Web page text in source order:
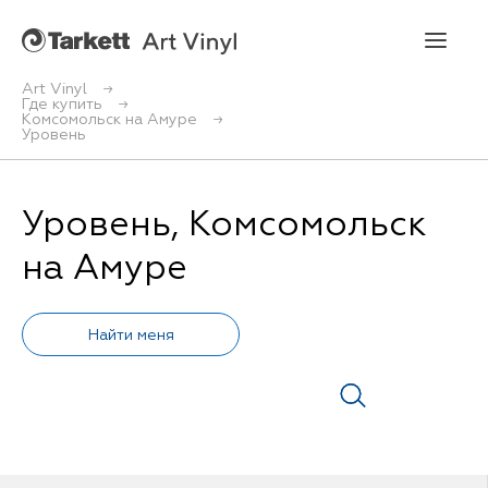
Art Vinyl
Где купить
Комсомольск на Амуре
Уровень
Уровень, Комсомольск
на Амуре
Art Vinyl в интерьере